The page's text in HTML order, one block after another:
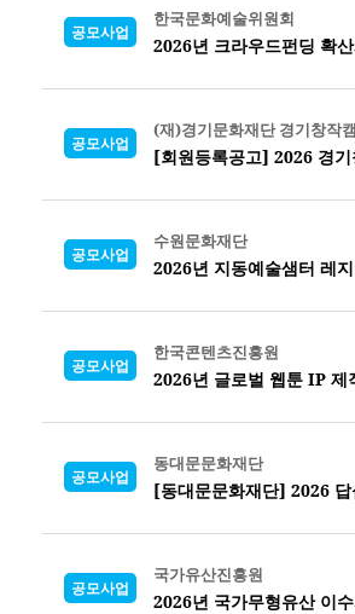
공모사업
한국문화예술위원회
2026년 크라우드펀딩 확
공모사업
(재)경기문화재단 경기창작
[회원등록공고] 2026 경
공모사업
수원문화재단
2026년 지동예술샘터 레
공모사업
한국콘텐츠진흥원
2026년 글로벌 웹툰 IP 제
공모사업
동대문문화재단
[동대문문화재단] 2026
공모사업
국가유산진흥원
2026년 국가무형유산 이